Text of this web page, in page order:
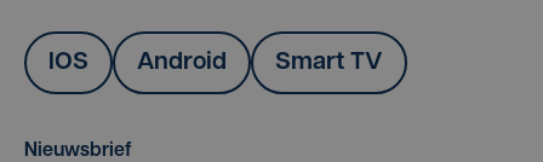
IOS Android Smart TV
Nieuwsbrief